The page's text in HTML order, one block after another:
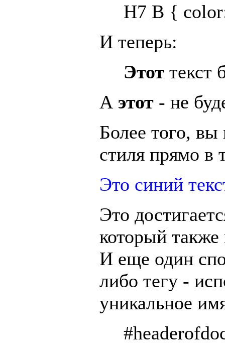
H7 B {
И теперь:
Этот текст
А этот - не
Более того, вы
стиля прямо в
Это синий
Это
который
И еще один
либо тегу -
уникальное